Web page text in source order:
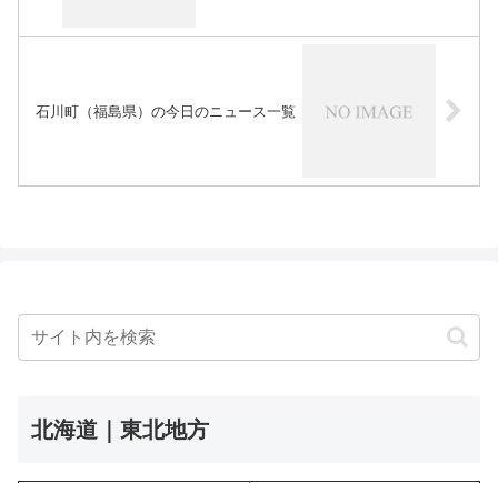
石川町（福島県）の今日のニュース一覧
北海道｜東北地方